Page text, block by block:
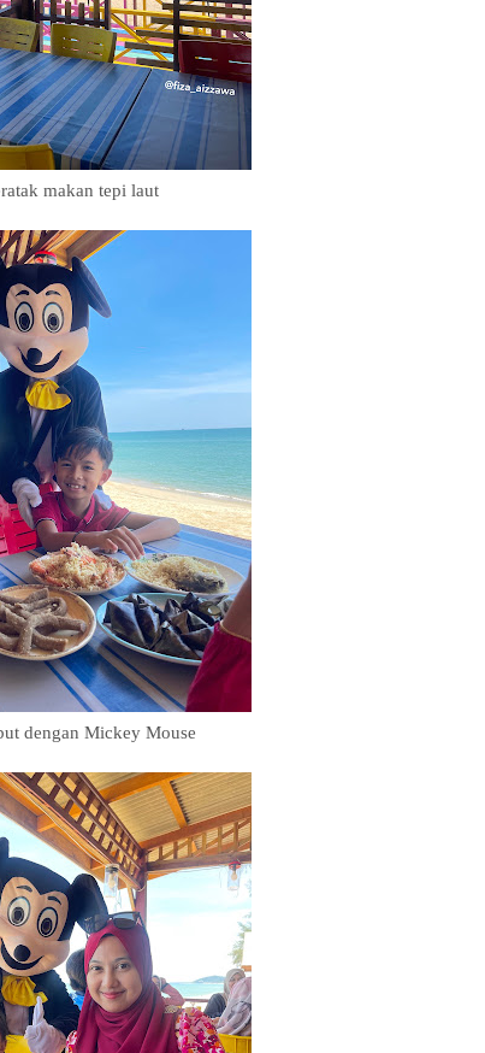
makan tepi laut
dengan Mickey Mouse